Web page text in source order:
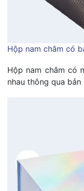
Hộp nam châm có
Hộp nam châm có
nhau thông qua